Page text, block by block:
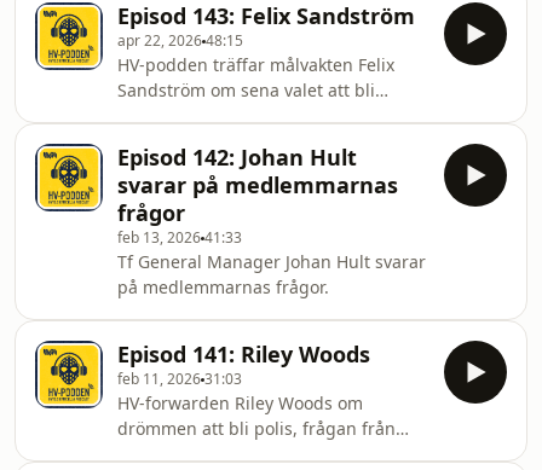
statusen på kontraktslösa spelarna.
Episod 143: Felix Sandström
apr 22, 202648:15
HV-podden träffar målvakten Felix
Sandström om sena valet att bli
och varför trivs så bra i HV71.
Episod 142: Johan Hult
svarar på medlemmarnas
frågor
feb 13, 202641:33
Tf General Manager Johan Hult svarar
på medlemmarnas frågor.
Episod 141: Riley Woods
feb 11, 202631:03
HV-forwarden Riley Woods om
drömmen att bli polis, frågan från